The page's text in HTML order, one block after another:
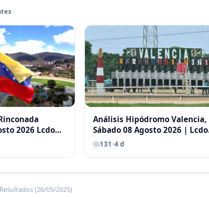
2026 Lcdo
Análisis Hipódromo Valencia,
Sábado 08 Agosto 2026 | Lcdo
Antoni Castellano |
131•4 d
Resultados (26/05/2025)